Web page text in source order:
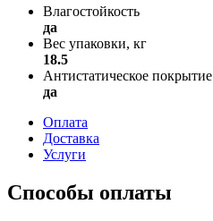
Влагостойкость
да
Вес упаковки, кг
18.5
Антистатическое покрытие
да
Оплата
Доставка
Услуги
Способы оплаты